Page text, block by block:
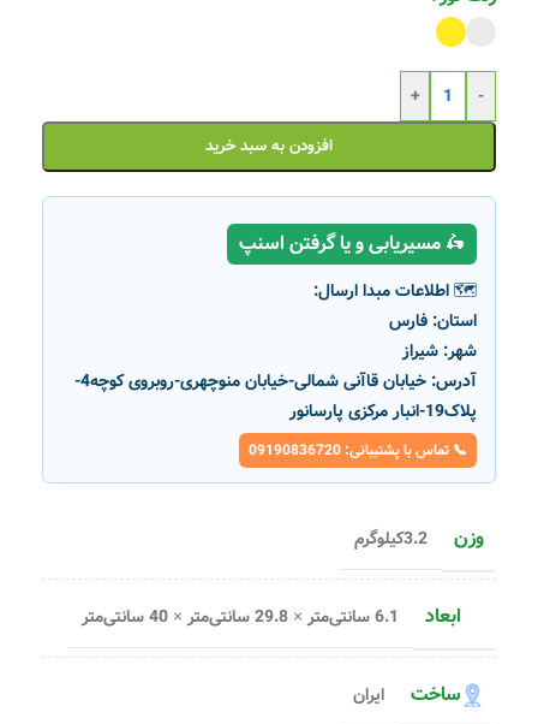
-
+
افزودن به سبد خرید
🛵 مسیریابی و یا گرفتن اسنپ
🗺️ اطلاعات مبدا ارسال:
استان: فارس
شهر: شیراز
آدرس:
خیابان قاآنی شمالی-خیابان منوچهری-روبروی کوچه4-
پلاک19-انبار مرکزی پارسانور
📞 تماس با پشتیبانی: 09190836720
وزن 3.2کیلوگرم
ابعاد 6.1 سانتی‌متر × 29.8 سانتی‌متر × 40 سانتی‌متر
ساخت ایران